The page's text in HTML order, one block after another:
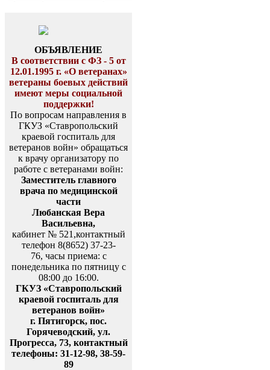
ОБЪЯВЛЕНИЕ
В соответствии с ФЗ - 5 от
12.01.1995 г. «О ветеранах»
ветераны боевых действий
имеют меры социальной
поддержки!
По вопросам направления в
ГКУЗ «Ставропольский
краевой госпиталь для
ветеранов войн» обращаться
к врачу организатору по
работе с ветеранами войн:
Заместитель главного
врача по медицинской
части
Любанская Вера
Васильевна,
кабинет № 521,контактный
телефон 8(8652) 37-23-
76, часы приема: с
понедельника по пятницу с
08:00 до 16:00.
ГКУЗ «Ставропольский
краевой госпиталь для
ветеранов войн»
г. Пятигорск, пос.
Горячеводский, ул.
Прогресса, 73, контактный
телефоны: 31-12-98, 38-59-
89